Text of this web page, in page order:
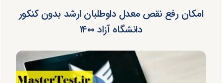
امکان رفع نقص معدل داوطلبان ارشد بدون کنکور
دانشگاه آزاد ۱۴۰۰